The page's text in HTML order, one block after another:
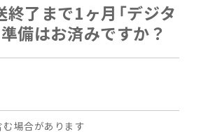
了まで1ヶ月「デジタ
備はお済みですか？
場合があります